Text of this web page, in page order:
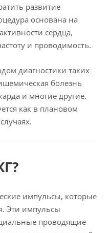
развитие
основана на
сердца,
и проводимость.
диагностики таких
болезнь
и многие другие.
как в плановом
импульсы, которые
Эти импульсы
проводящие